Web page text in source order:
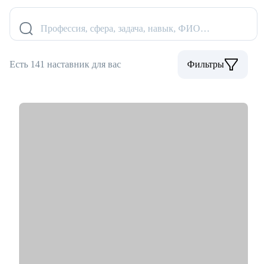
Профессия, сфера, задача, навык, ФИО…
Есть 141 наставник для вас Фильтры